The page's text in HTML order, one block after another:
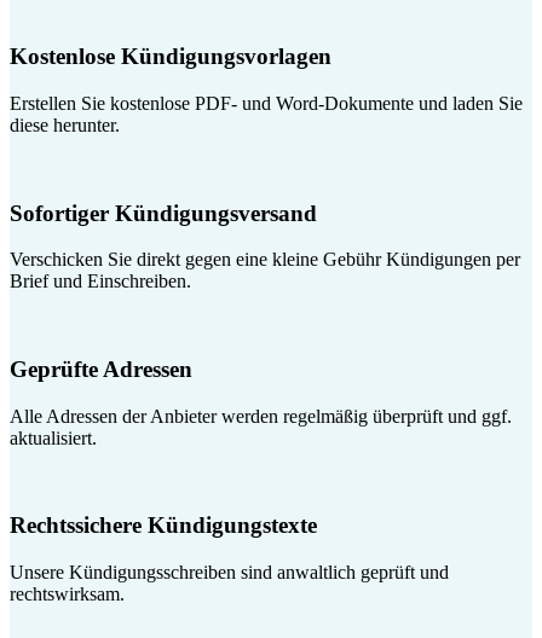
Kostenlose Kündigungsvorlagen
Erstellen Sie kostenlose PDF- und Word-Dokumente und laden Sie
diese herunter.
Sofortiger Kündigungsversand
Verschicken Sie direkt gegen eine kleine Gebühr Kündigungen per
Brief und Einschreiben.
Geprüfte Adressen
Alle Adressen der Anbieter werden regelmäßig überprüft und ggf.
aktualisiert.
Rechtssichere Kündigungstexte
Unsere Kündigungsschreiben sind anwaltlich geprüft und
rechtswirksam.